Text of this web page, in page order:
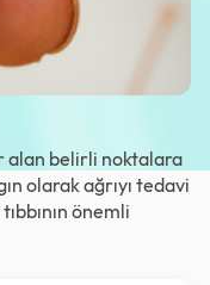
alan belirli noktalara
olarak ağrıyı tedavi
önemli